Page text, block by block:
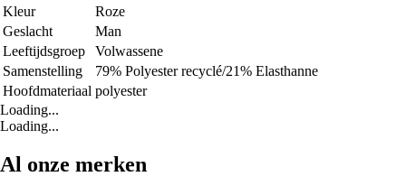
Kleur
Roze
Geslacht
Man
Leeftijdsgroep
Volwassene
Samenstelling
79% Polyester recyclé/21% Elasthanne
Hoofdmateriaal polyester
Loading...
Loading...
Al onze merken